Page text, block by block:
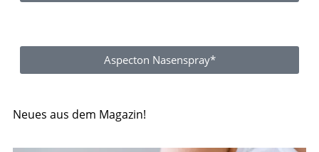
Aspecton Nasenspray*
Neues aus dem Magazin!